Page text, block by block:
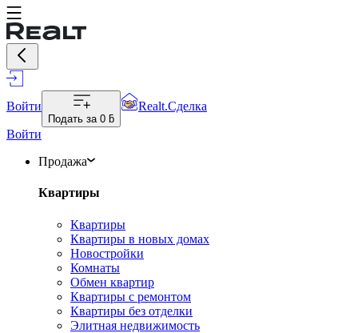
Войти
Подать за 0 ƃ
Realt.Сделка
Войти
Продажа
Квартиры
Квартиры
Квартиры в новых домах
Новостройки
Комнаты
Обмен квартир
Квартиры с ремонтом
Квартиры без отделки
Элитная недвижимость